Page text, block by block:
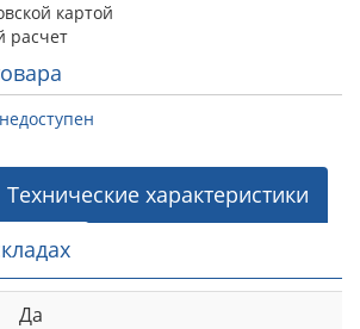
картой
расчет
Технические характеристики
Да